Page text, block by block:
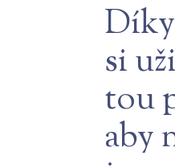
si
tou
aby